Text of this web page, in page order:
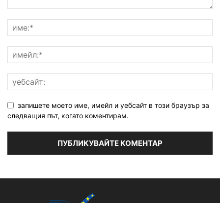
запишете моето име, имейл и уебсайт в този браузър за
следващия път, когато коментирам.